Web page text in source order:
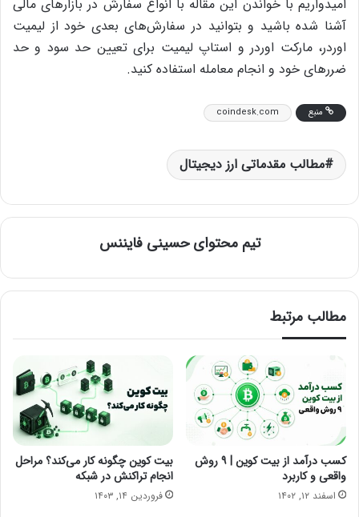
امیدواریم با خواندن این مقاله با انواع سفارش در بازارهای مالی
آشنا شده باشید و بتوانید در سفارش‌های بعدی خود از لیمیت
اوردر، مارکت اوردر و استاپ لیمیت برای تعیین حد سود و حد
ضررهای خود و انجام معامله استفاده کنید.
منبع coindesk.com
مطالب مقدماتی ارز دیجیتال
تیم محتوای حسینی‌ فایننس
مطالب مرتبط
کسب درآمد از بیت کوین | ۹ روش
واقعی و کاربرد
اسفند ۱۲, ۱۴۰۲
بیت کوین چگونه کار می‌کند؟ مراحل
انجام تراکنش در شبکه
فروردین ۱۴, ۱۴۰۳